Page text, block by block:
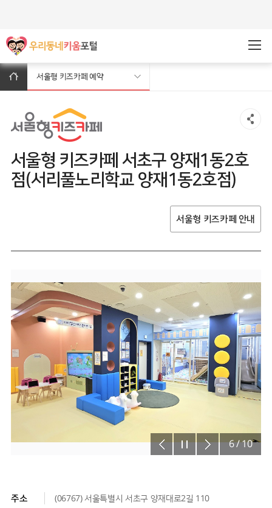
서울형 키즈카페 예약
서울형 키즈카페 서초구 양재1동2호
점(서리풀노리학교 양재1동2호점)
서울형 키즈카페 안내
6/10
주소
(06767) 서울특별시 서초구 양재대로2길 110